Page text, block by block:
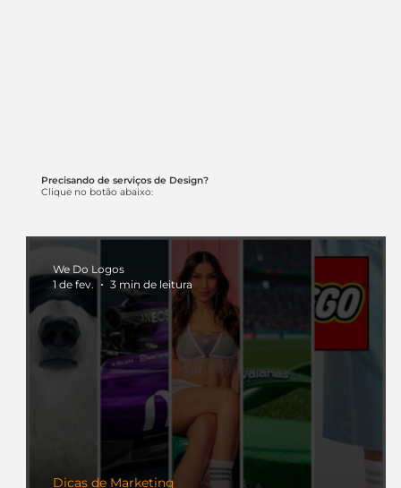
Precisando de serviços de Design?
Clique no botão abaixo:
Dicas de Marketing
We Do Logos
1 de fev.
3 min de leitura